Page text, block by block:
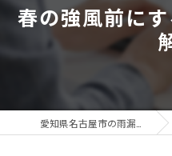
春の強風前に